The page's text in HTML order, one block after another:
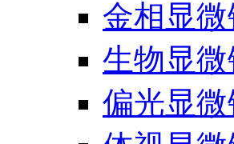
金相显微
生物显微
偏光显微